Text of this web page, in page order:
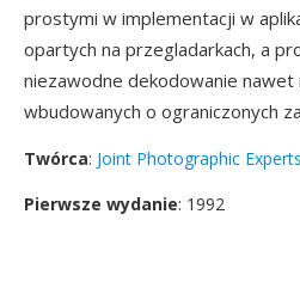
prostymi w implementacji w
opartych na przegladarkach, a
niezawodne dekodowanie nawet
wbudowanych o ograniczonych
Twórca: Joint Photographic
Pierwsze wydanie: 1992